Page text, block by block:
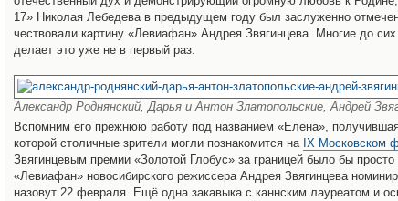
17» Николая Лебедева в предыдущем году был заслуженно
чествовали картину «Левиафан» Андрея Звягинцева. Многие до
делает это уже не в первый раз.
Александр Роднянский, Дарья и Антон Златопольские, Андрей
Вспомним его прежнюю работу под названием «Елена»,
которой столичные зрители могли познакомится на IX Московском
Звягинцевым премии «Золотой Глобус» за границей было бы
«Левиафан» новосибирского режиссера Андрея Звягинцева
назовут 22 февраля. Ещё одна закавыка с каннским лауреатом и